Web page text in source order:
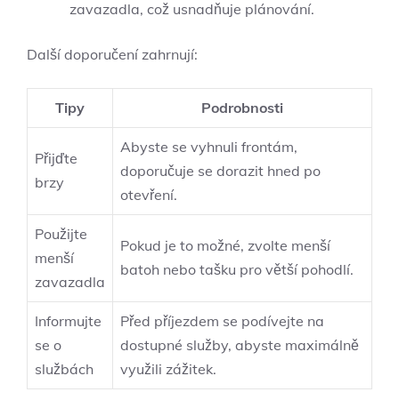
zavazadla, což usnadňuje plánování.
Další doporučení zahrnují:
Tipy Podrobnosti
Přijďte
brzy
Abyste se vyhnuli frontám,
doporučuje se dorazit hned po
otevření.
Použijte
menší
zavazadla
Pokud je to možné, zvolte menší
batoh nebo tašku pro větší pohodlí.
Informujte
se o
službách
Před příjezdem se podívejte na
dostupné služby, abyste maximálně
využili zážitek.